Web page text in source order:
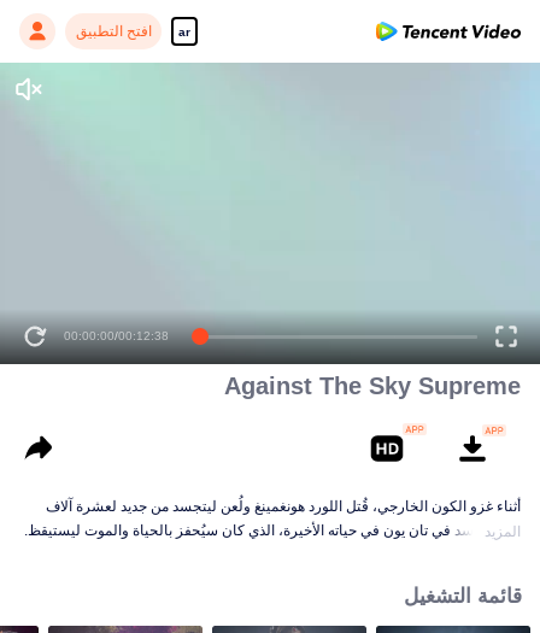
ar افتح التطبيق
Against The Sky Supreme
أثناء غزو الكون الخارجي، قُتل اللورد هونغمينغ ولُعن ليتجسد من جديد لعشرة آلاف
حياة. تجسد في تان يون في حياته الأخيرة، الذي كان سيُحفز بالحياة والموت ليستيقظ.
تان يون لموت عائلته ووحد القارة بأكملها.
المزيد
قائمة التشغيل